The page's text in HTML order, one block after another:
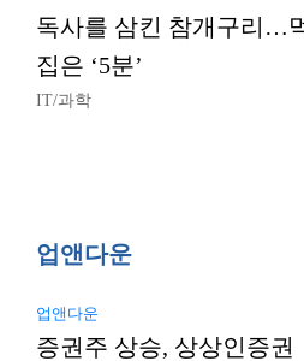
독사를 삼킨 참개구리…
집은 ‘5분’
IT/과학
업앤다운
업앤다운
증권주 상승, 상상인증권